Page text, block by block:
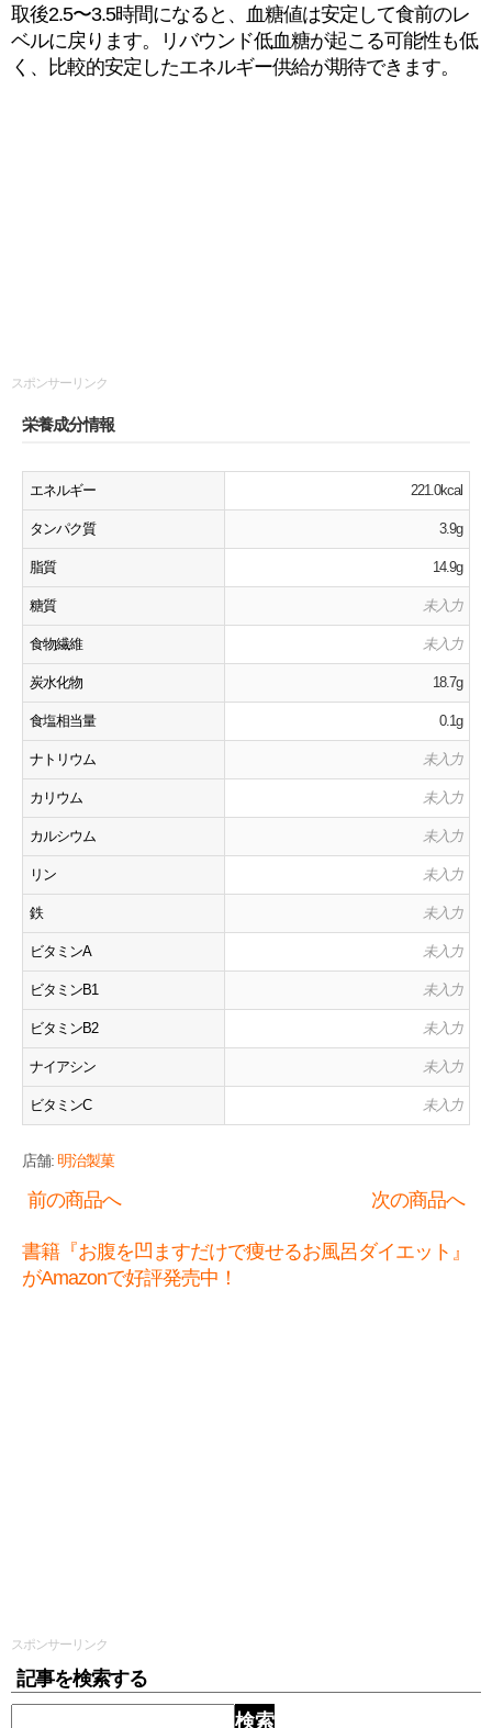
取後2.5〜3.5時間になると、血糖値は安定して食前のレ
ベルに戻ります。リバウンド低血糖が起こる可能性も低
く、比較的安定したエネルギー供給が期待できます。
スポンサーリンク
栄養成分情報
エネルギー 221.0kcal
タンパク質 3.9g
脂質 14.9g
糖質 未入力
食物繊維 未入力
炭水化物 18.7g
食塩相当量 0.1g
ナトリウム 未入力
カリウム 未入力
カルシウム 未入力
リン 未入力
鉄 未入力
ビタミンA 未入力
ビタミンB1 未入力
ビタミンB2 未入力
ナイアシン 未入力
ビタミンC 未入力
店舗: 明治製菓
前の商品へ 次の商品へ
書籍『お腹を凹ますだけで痩せるお風呂ダイエット』
がAmazonで好評発売中！
スポンサーリンク
記事を検索する
検索